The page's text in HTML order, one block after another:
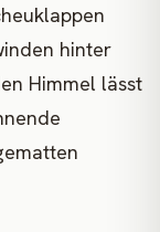
hinter
Himmel lässt